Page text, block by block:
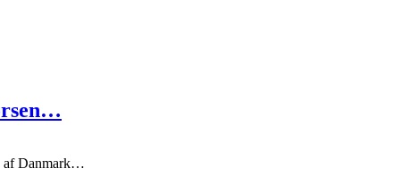
af Danmark…